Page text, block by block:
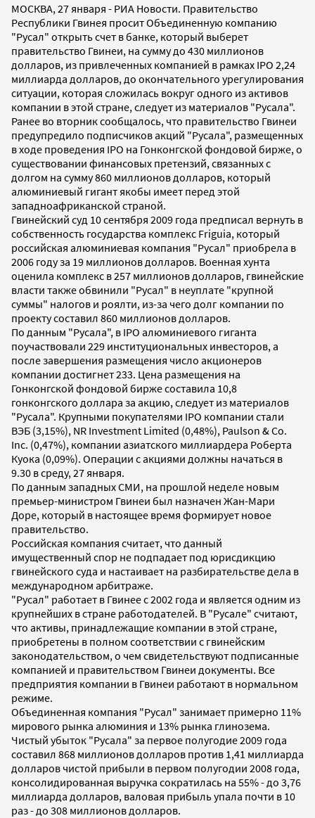
МОСКВА, 27 января - РИА Новости. Правительство
Республики Гвинея просит Объединенную компанию
"Русал" открыть счет в банке, который выберет
правительство Гвинеи, на сумму до 430 миллионов
долларов, из привлеченных компанией в рамках IPO 2,24
миллиарда долларов, до окончательного урегулирования
ситуации, которая сложилась вокруг одного из активов
компании в этой стране, следует из материалов "Русала".
Ранее во вторник сообщалось, что правительство Гвинеи
предупредило подписчиков акций "Русала", размещенных
в ходе проведения IPO на Гонконгской фондовой бирже, о
существовании финансовых претензий, связанных с
долгом на сумму 860 миллионов долларов, который
алюминиевый гигант якобы имеет перед этой
западноафриканской страной.
Гвинейский суд 10 сентября 2009 года предписал вернуть в
собственность государства комплекс Friguia, который
российская алюминиевая компания "Русал" приобрела в
2006 году за 19 миллионов долларов. Военная хунта
оценила комплекс в 257 миллионов долларов, гвинейские
власти также обвинили "Русал" в неуплате "крупной
суммы" налогов и роялти, из-за чего долг компании по
проекту составил 860 миллионов долларов.
По данным "Русала", в IPO алюминиевого гиганта
поучаствовали 229 институциональных инвесторов, а
после завершения размещения число акционеров
компании достигнет 233. Цена размещения на
Гонконгской фондовой бирже составила 10,8
гонконгского доллара за акцию, следует из материалов
"Русала". Крупными покупателями IPO компании стали
ВЭБ (3,15%), NR Investment Limited (0,48%), Paulson & Co.
Inc. (0,47%), компании азиатского миллиардера Роберта
Куока (0,09%). Операции с акциями должны начаться в
9.30 в среду, 27 января.
По данным западных СМИ, на прошлой неделе новым
премьер-министром Гвинеи был назначен Жан-Мари
Доре, который в настоящее время формирует новое
правительство.
Российская компания считает, что данный
имущественный спор не подпадает под юрисдикцию
гвинейского суда и настаивает на разбирательстве дела в
международном арбитраже.
"Русал" работает в Гвинее с 2002 года и является одним из
крупнейших в стране работодателей. В "Русале" считают,
что активы, принадлежащие компании в этой стране,
приобретены в полном соответствии с гвинейским
законодательством, о чем свидетельствуют подписанные
компанией и правительством Гвинеи документы. Все
предприятия компании в Гвинеи работают в нормальном
режиме.
Объединенная компания "Русал" занимает примерно 11%
мирового рынка алюминия и 13% рынка глинозема.
Чистый убыток "Русала" за первое полугодие 2009 года
составил 868 миллионов долларов против 1,41 миллиарда
долларов чистой прибыли в первом полугодии 2008 года,
консолидированная выручка сократилась на 55% - до 3,76
миллиарда долларов, валовая прибыль упала почти в 10
раз - до 308 миллионов долларов.